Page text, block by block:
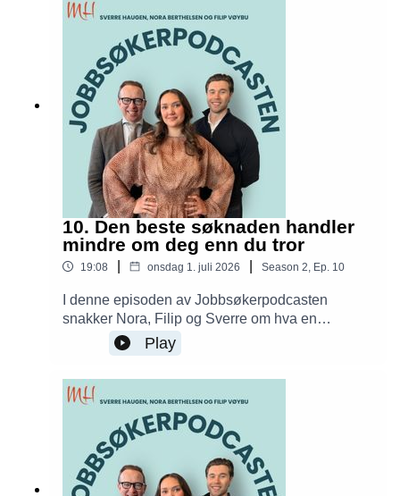
arbeidsgivere ser etter, og hvordan du kan
snakke om lønn uten å svekke sjansene dine i
prosessen.
10. Den beste søknaden handler
mindre om deg enn du tror
19:08 onsdag 1. juli 2026 Season 2, Ep. 10
I denne episoden av Jobbsøkerpodcasten
snakker Nora, Filip og Sverre om hva en
jobbsøknad egentlig skal brukes til. Hvor viktig er
den, hva bør du skrive, og hvordan skiller du deg
Play